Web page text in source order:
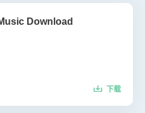
Download
下载